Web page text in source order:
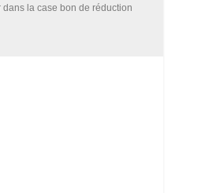
dans la case bon de réduction